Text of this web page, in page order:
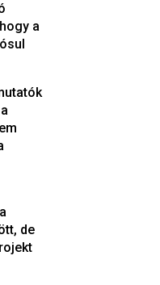
a
de